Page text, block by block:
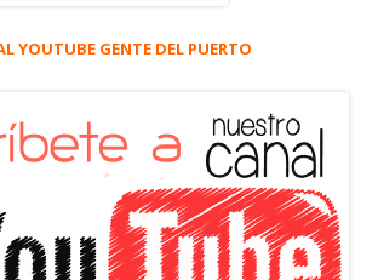
YOUTUBE GENTE DEL PUERTO